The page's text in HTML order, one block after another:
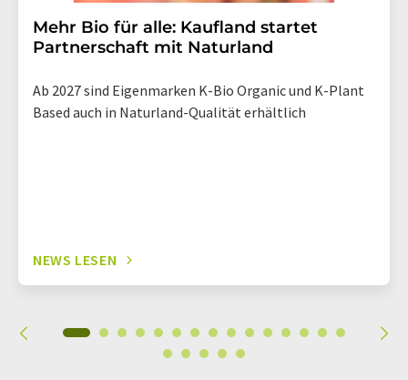
Mehr Bio für alle: Kaufland startet
Partnerschaft mit Naturland
Ab 2027 sind Eigenmarken K-Bio Organic und K-Plant
Based auch in Naturland-Qualität erhältlich
NEWS LESEN